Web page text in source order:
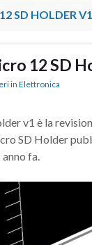
SD HOLDER V1
12 SD
in Elettronica
v1 è la
SD Holder
fa.